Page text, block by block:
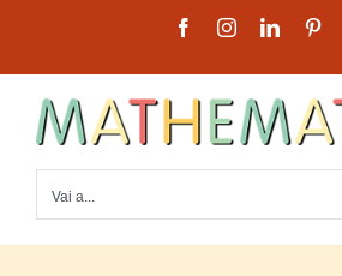
contenuto
FacebookInstagram
Vai a...